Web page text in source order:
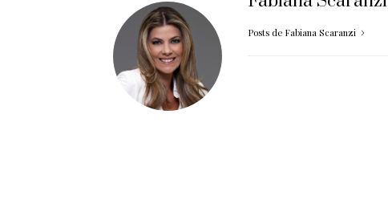
Posts de Fabiana Scaranzi